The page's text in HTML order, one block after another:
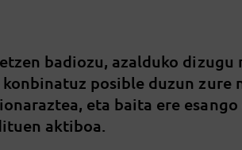
badiozu, azalduko dizugu
posible duzun zure
eta baita ere
aktiboa.